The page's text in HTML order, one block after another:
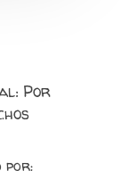
Por
por: